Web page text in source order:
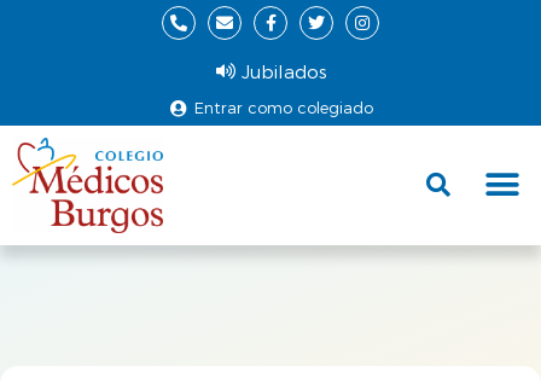
Entrar como colegiado
Jubilados